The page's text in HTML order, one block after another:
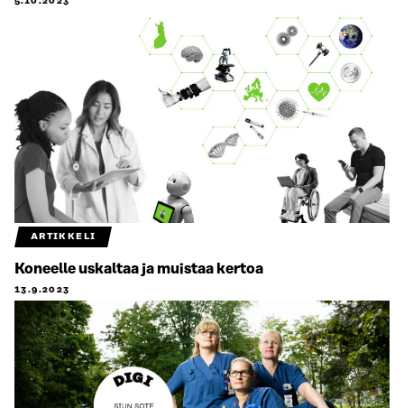
ARTIKKELI
Koneelle uskaltaa ja muistaa kertoa
13.9.2023